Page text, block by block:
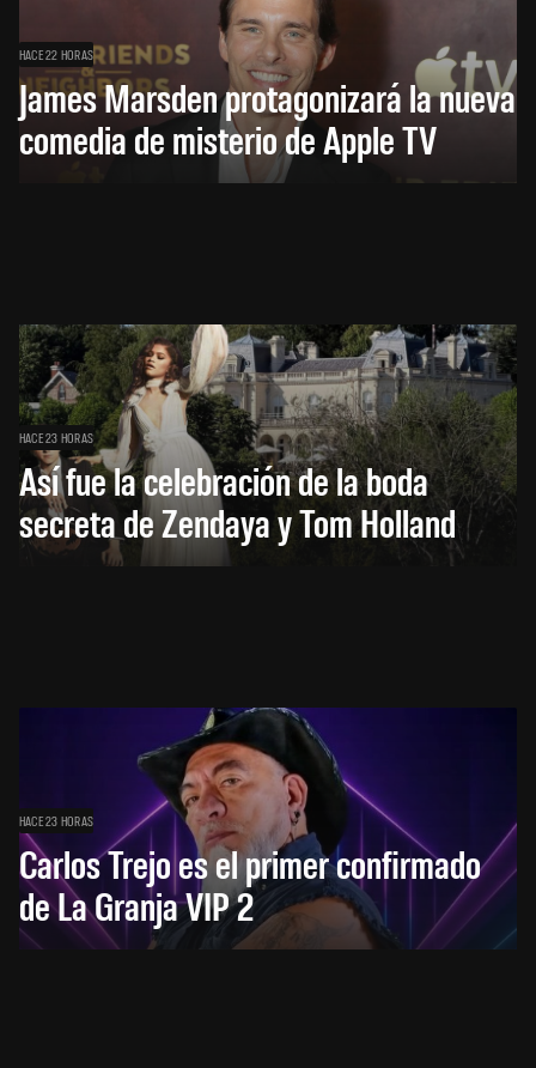
HACE 22 HORAS
James Marsden protagonizará la nueva
comedia de misterio de Apple TV
HACE 23 HORAS
Así fue la celebración de la boda
secreta de Zendaya y Tom Holland
HACE 23 HORAS
Carlos Trejo es el primer confirmado
de La Granja VIP 2